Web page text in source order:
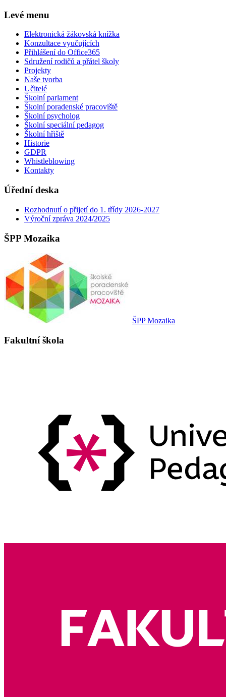
Levé menu
Elektronická žákovská knížka
Konzultace vyučujících
Přihlášení do Office365
Sdružení rodičů a přátel školy
Projekty
Naše tvorba
Učitelé
Školní parlament
Školní poradenské pracoviště
Školní psycholog
Školní speciální pedagog
Školní hřiště
Historie
GDPR
Whistleblowing
Kontakty
Úřední deska
Rozhodnutí o přijetí do 1. třídy 2026-2027
Výroční zpráva 2024/2025
ŠPP Mozaika
ŠPP Mozaika
Fakultní škola